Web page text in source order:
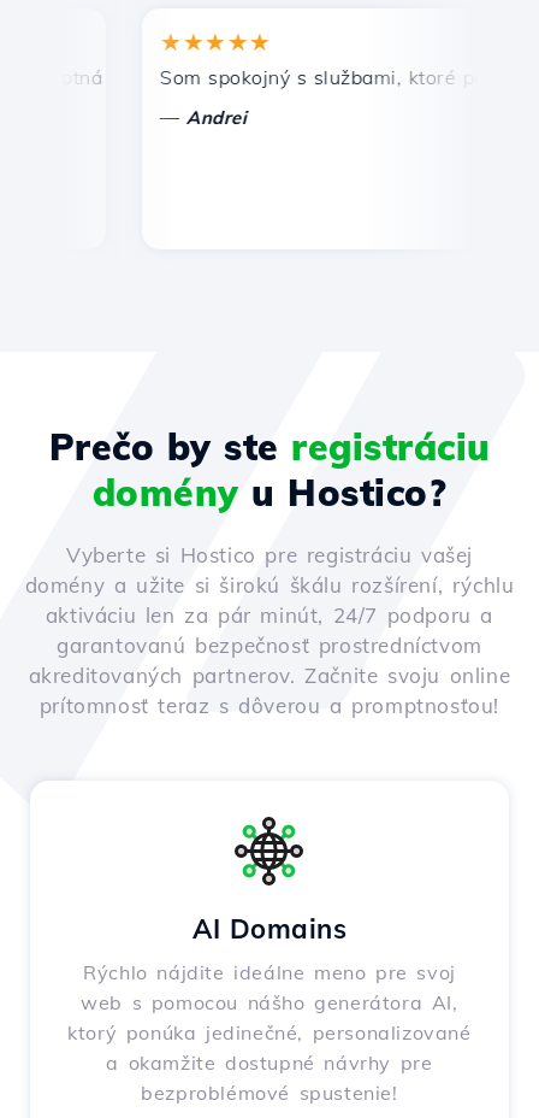
a efektívna technická podpora.
★★★★★
Som spokojný s službami, ktoré ponúka
Andrei
Prečo by ste registráciu
doményu Hostico?
Vyberte si Hostico pre registráciu vašej
domény a užite si širokú škálu rozšírení, rýchlu
aktiváciu len za pár minút, 24/7 podporu a
garantovanú bezpečnosť prostredníctvom
akreditovaných partnerov. Začnite svoju online
prítomnosť teraz s dôverou a promptnosťou!
AI Domains
Rýchlo nájdite ideálne meno pre svoj
web s pomocou nášho generátora AI,
ktorý ponúka jedinečné, personalizované
a okamžite dostupné návrhy pre
bezproblémové spustenie!